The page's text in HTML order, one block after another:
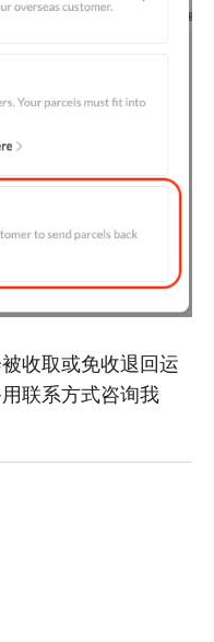
收取或免收退回运
联系方式咨询我